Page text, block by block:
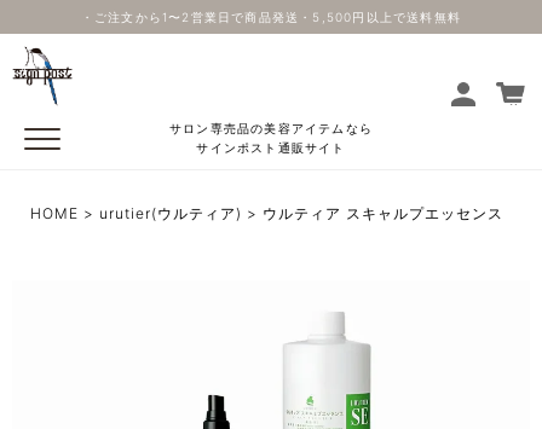
・ご注文から1〜2営業日で商品発送・5,500円以上で送料無料
サロン専売品の美容アイテムなら
サインポスト通販サイト
HOME urutier(ウルティア) ウルティア スキャルプエッセンス